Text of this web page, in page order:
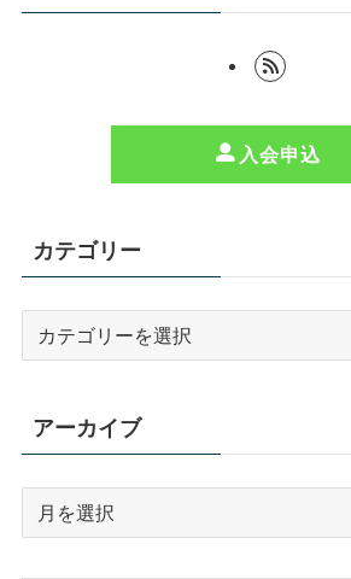
入会申込
カテゴリー
ー
アーカイブ